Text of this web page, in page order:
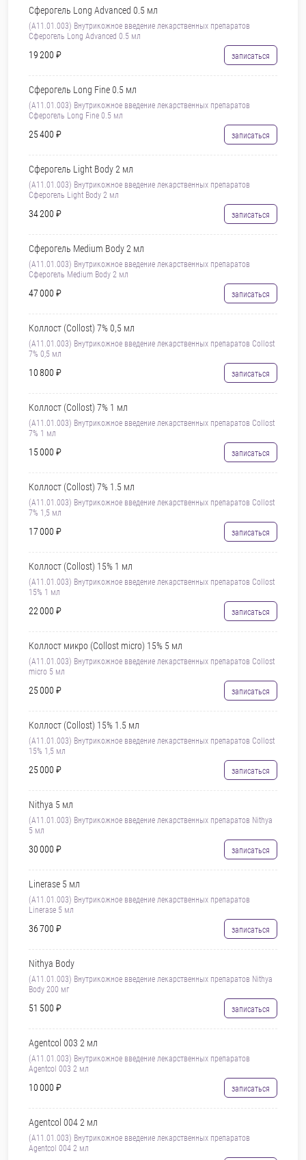
Сферогель Long Advanced 0.5 мл
(А11.01.003) Внутрикожное введение лекарственных препаратов
Сферогель Long Advanced 0.5 мл
19 200 ₽ записаться
Сферогель Long Fine 0.5 мл
(А11.01.003) Внутрикожное введение лекарственных препаратов
Сферогель Long Fine 0.5 мл
25 400 ₽ записаться
Сферогель Light Body 2 мл
(А11.01.003) Внутрикожное введение лекарственных препаратов
Сферогель Light Body 2 мл
34 200 ₽ записаться
Сферогель Medium Body 2 мл
(А11.01.003) Внутрикожное введение лекарственных препаратов
Сферогель Medium Body 2 мл
47 000 ₽ записаться
Коллост (Collost) 7% 0,5 мл
(А11.01.003) Внутрикожное введение лекарственных препаратов Collost
7% 0,5 мл
10 800 ₽ записаться
Коллост (Collost) 7% 1 мл
(А11.01.003) Внутрикожное введение лекарственных препаратов Collost
7% 1 мл
15 000 ₽ записаться
Коллост (Collost) 7% 1.5 мл
(А11.01.003) Внутрикожное введение лекарственных препаратов Collost
7% 1,5 мл
17 000 ₽ записаться
Коллост (Collost) 15% 1 мл
(А11.01.003) Внутрикожное введение лекарственных препаратов Collost
15% 1 мл
22 000 ₽ записаться
Коллост микро (Collost micro) 15% 5 мл
(А11.01.003) Внутрикожное введение лекарственных препаратов Collost
micro 5 мл
25 000 ₽ записаться
Коллост (Collost) 15% 1.5 мл
(А11.01.003) Внутрикожное введение лекарственных препаратов Collost
15% 1,5 мл
25 000 ₽ записаться
Nithya 5 мл
(А11.01.003) Внутрикожное введение лекарственных препаратов Nithya
5 мл
30 000 ₽ записаться
Linerase 5 мл
(А11.01.003) Внутрикожное введение лекарственных препаратов
Linerase 5 мл
36 700 ₽ записаться
Nithya Body
(А11.01.003) Внутрикожное введение лекарственных препаратов Nithya
Body 200 мг
51 500 ₽ записаться
Agentcol 003 2 мл
(А11.01.003) Внутрикожное введение лекарственных препаратов
Agentcol 003 2 мл
10 000 ₽ записаться
Agentcol 004 2 мл
(А11.01.003) Внутрикожное введение лекарственных препаратов
Agentcol 004 2 мл